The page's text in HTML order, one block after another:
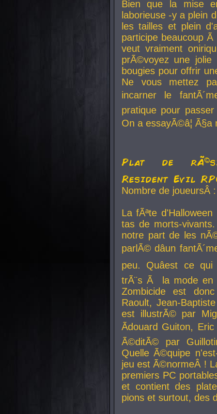
Bien que la mise
laborieuse -y a plein
les tailles et plein
participe beaucoup
veut vraiment
prÃ©voyez une
bougies pour offrir
Ne vous mettez
incarner le
pratique pour
On a essayÃ©â¦
Plat de
Resident Evil
Nombre de
La fÃªte
tas de morts-
notre part de les
parlÃ© dâun
peu. Quâest ce
trÃ¨s Ã la mode en
Zombicide est
Raoult, Jean-
est illustrÃ© par
Ãdouard Guiton,
Ã©ditÃ© par
Quelle Ã©quipe
jeu est Ã©normeÂ !
premiers PC
et contient des
pions et surtout, des